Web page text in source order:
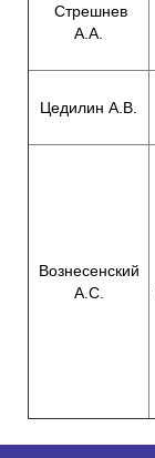
Стрешнев
А.А.
Цедилин А.В.
Вознесенский
А.С.